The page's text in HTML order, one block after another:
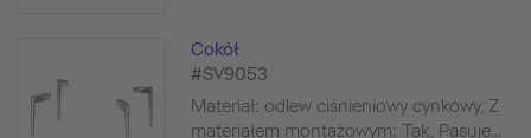
Cokół
#SV9053
Materiał: odlew ciśnieniowy cynkowy, Z
materiałem montażowym: Tak, Pasuje...